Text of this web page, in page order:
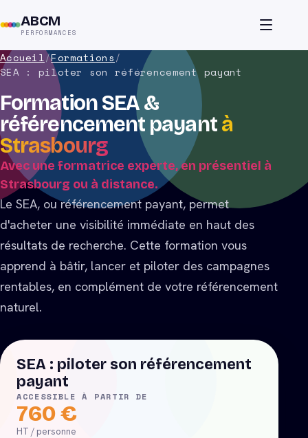
ABCM
PERFORMANCES
Accueil/Formations/
SEA : piloter son référencement payant
Formation SEA &
référencement payantà
Strasbourg
Avec une formatrice experte, en présentiel à
Strasbourg ou à distance.
Le SEA, ou référencement payant, permet
d'acheter une visibilité immédiate en haut des
résultats de recherche. Cette formation vous
apprend à bâtir, lancer et piloter des campagnes
rentables, en complément de votre référencement
naturel.
SEA : piloter son référencement
payant
ACCESSIBLE À PARTIR DE
760€
HT / personne